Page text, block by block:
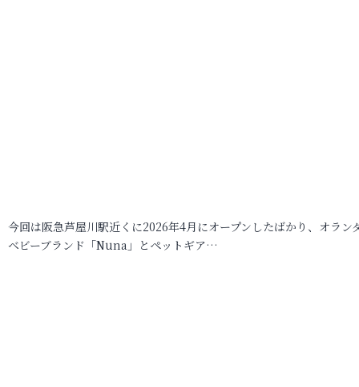
今回は阪急芦屋川駅近くに2026年4月にオープンしたばかり、オラン
ベビーブランド「Nuna」とペットギア…